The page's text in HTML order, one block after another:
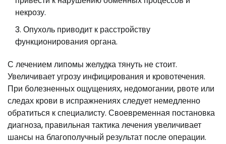
некрозу.
Опухоль приводит к расстройству
функционирования органа.
С лечением липомы желудка тянуть не стоит.
Увеличивает угрозу инфицирования и кровотечения.
При болезненных ощущениях, недомогании, рвоте или
следах крови в испражнениях следует немедленно
обратиться к специалисту. Своевременная постановка
диагноза, правильная тактика лечения увеличивает
шансы на благополучный результат после операции.